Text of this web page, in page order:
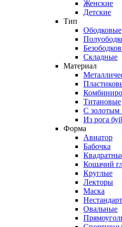
Женские
Детские
Тип
Ободковые
Складные
Материал
Титановые
С золотым
Из рога
Форма
Авиатор
Бабочка
Кошачий
Круглые
Лекторы
Маска
Овальные